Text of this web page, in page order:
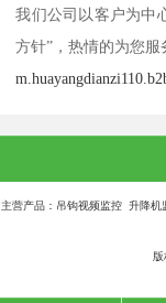
我们公司以客户为中
方针”，热情的为您服
主营产品：吊钩视频监控 升降
版